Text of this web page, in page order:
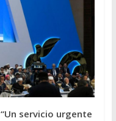
“Un servicio urgente